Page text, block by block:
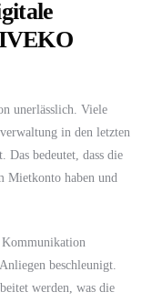
unerlässlich. Viele
in den letzten
Das bedeutet, dass die
Mietkonto haben und
beschleunigt.
werden, was die